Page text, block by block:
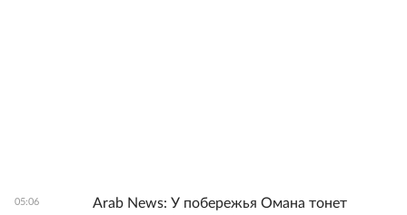
05:06
Arab News: У побережья Омана тонет